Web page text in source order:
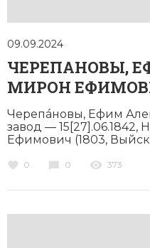
09.09.2024
ЧЕРЕПАНОВЫ,
МИРОН
Черепáновы, Ефим
завод —
Ефимович (1803,
0 0 373